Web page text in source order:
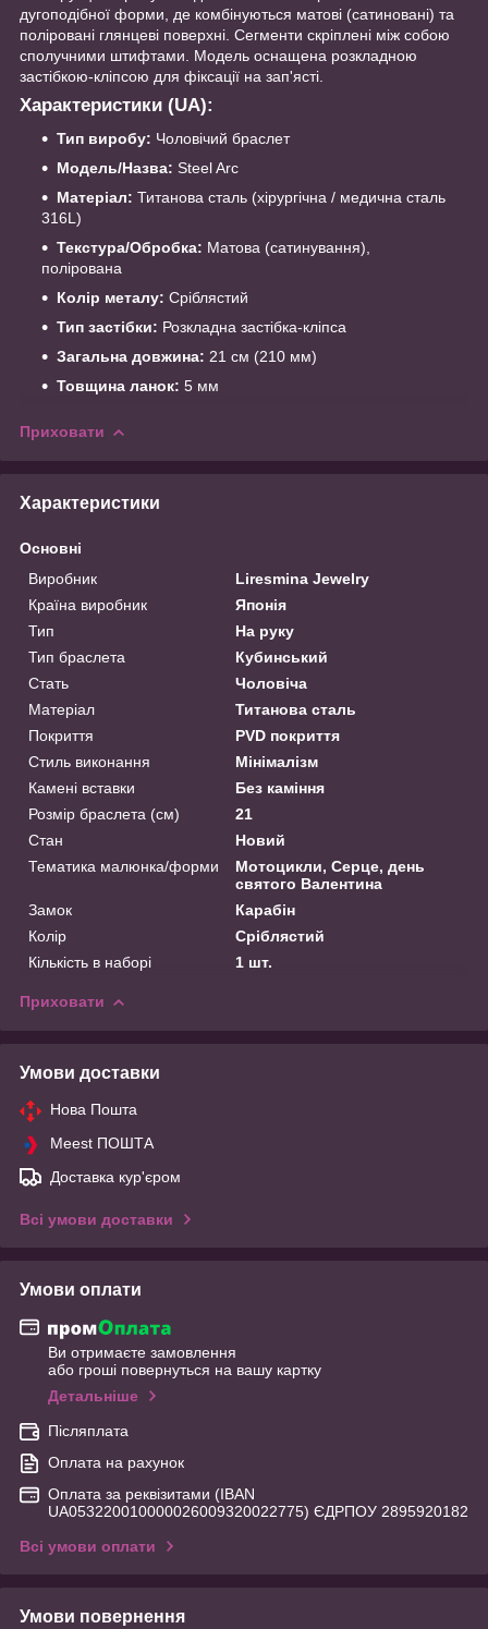
дугоподібної форми, де комбінуються матові (сатиновані) та
поліровані глянцеві поверхні. Сегменти скріплені між собою
сполучними штифтами. Модель оснащена розкладною
застібкою-кліпсою для фіксації на зап'ясті.
Характеристики (UA):
Тип виробу: Чоловічий браслет
Модель/Назва: Steel Arc
Матеріал: Титанова сталь (хірургічна / медична сталь
316L)
Текстура/Обробка: Матова (сатинування),
полірована
Колір металу: Сріблястий
Тип застібки: Розкладна застібка-кліпса
Загальна довжина: 21 см (210 мм)
Товщина ланок: 5 мм
Приховати
Характеристики
Основні
Виробник
Liresmina Jewelry
Країна виробник
Японія
Тип
На руку
Тип браслета
Кубинський
Стать
Чоловіча
Матеріал
Титанова сталь
Покриття
PVD покриття
Стиль виконання
Мінімалізм
Камені вставки
Без каміння
Розмір браслета (см)
21
Стан
Новий
Тематика малюнка/форми
Мотоцикли, Серце, день
святого Валентина
Замок
Карабін
Колір
Сріблястий
Кількість в наборі
1 шт.
Приховати
Умови доставки
Нова Пошта
Meest ПОШТА
Доставка кур'єром
Всі умови доставки
Умови оплати
Ви отримаєте замовлення
або гроші повернуться на вашу картку
Детальніше
Післяплата
Оплата на рахунок
Оплата за реквізитами (IBAN
UA053220010000026009320022775) ЄДРПОУ 2895920182
Всі умови оплати
Умови повернення